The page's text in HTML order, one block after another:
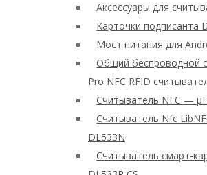
Аксессуары для
Карточки подписанта
Мост питания для
Общий беспроводной
Pro NFC RFID
Считыватель NFC —
Считыватель Nfc
DL533N
Считыватель смарт-